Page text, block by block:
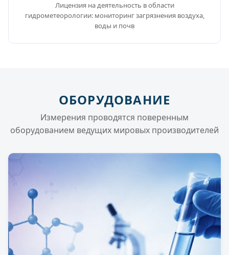
Лицензия на деятельность в области
гидрометеорологии: мониторинг загрязнения воздуха,
воды и почв
ОБОРУДОВАНИЕ
Измерения проводятся поверенным
оборудованием ведущих мировых производителей